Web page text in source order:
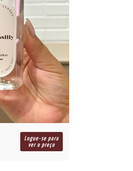
Logue-se para
ver o preço